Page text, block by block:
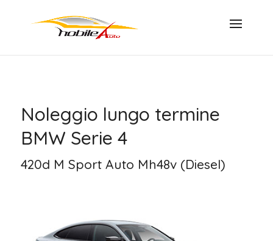
Noleggio lungo termine
BMW Serie 4
420d M Sport Auto Mh48v (Diesel)